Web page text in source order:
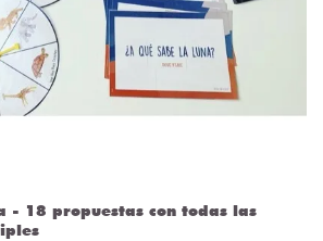
- 18 propuestas con todas las